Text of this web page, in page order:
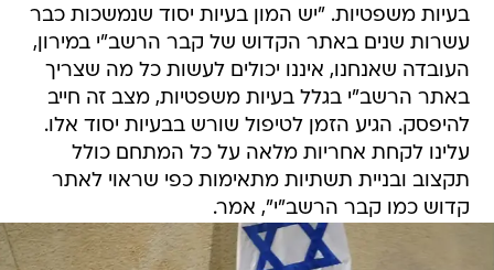
בעיות משפטיות. "יש המון בעיות יסוד שנמשכות כבר
עשרות שנים באתר הקדוש של קבר הרשב"י במירון,
העובדה שאנחנו, איננו יכולים לעשות כל מה שצריך
באתר הרשב"י בגלל בעיות משפטיות, מצב זה חייב
להיפסק. הגיע הזמן לטיפול שורש בבעיות יסוד אלו.
עלינו לקחת אחריות מלאה על כל המתחם כולל
תקצוב ובניית תשתיות מתאימות כפי שראוי לאתר
קדוש כמו קבר הרשב"י", אמר.